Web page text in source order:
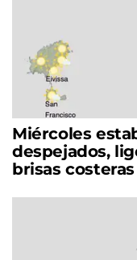
Miércoles
despejados,
brisas costeras